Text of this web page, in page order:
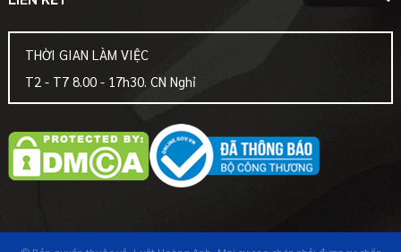
THỜI GIAN LÀM VIỆC
T2 - T7 8.00 - 17h30. CN Nghỉ